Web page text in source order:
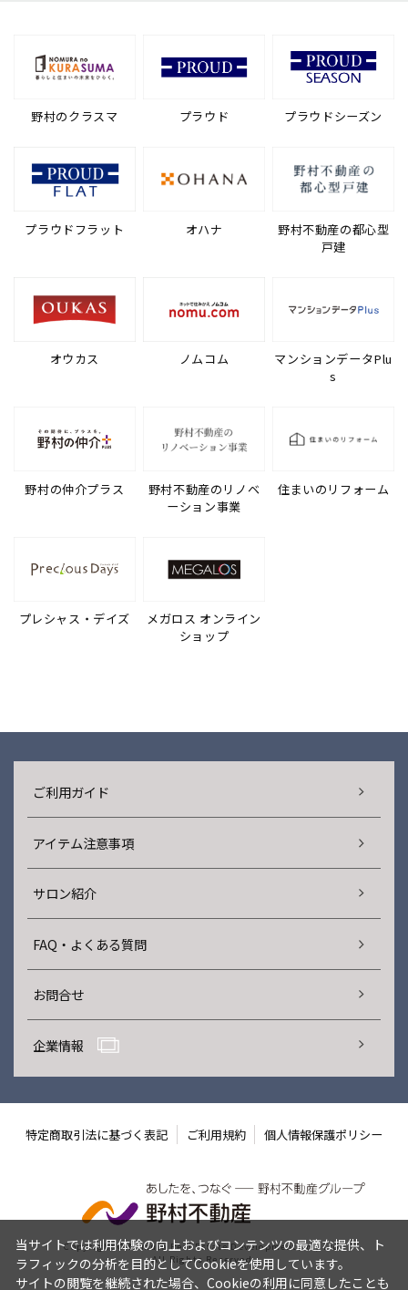
野村のクラスマ プラウド プラウドシーズン
プラウドフラット オハナ
野村不動産の都心型
戸建
オウカス ノムコム
マンションデータPlu
s
野村の仲介プラス
野村不動産のリノベ
ーション事業
住まいのリフォーム
プレシャス・デイズ
メガロス オンライン
ショップ
ご利用ガイド
アイテム注意事項
サロン紹介
FAQ・よくある質問
お問合せ
企業情報
特定商取引法に基づく表記 ご利用規約 個人情報保護ポリシー
Copyright © Nomura Real Estate Development Co., Ltd.
All Rights Reserved.
当サイトでは利用体験の向上およびコンテンツの最適な提供、ト
ラフィックの分析を目的としてCookieを使用しています。
サイトの閲覧を継続された場合、Cookieの利用に同意したことも